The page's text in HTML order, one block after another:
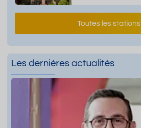
Toutes les stations
Les dernières actualités